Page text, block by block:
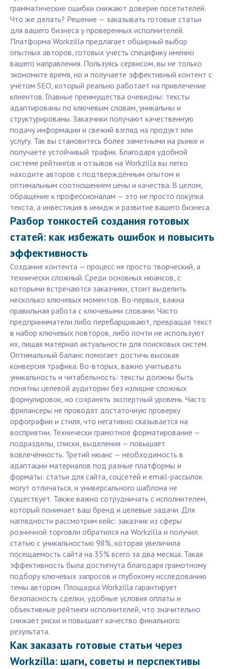
грамматические ошибки снижают доверие посетителей.
Что же делать? Решение — заказывать готовые статьи
для вашего бизнеса у проверенных исполнителей.
Платформа Workzilla предлагает обширный выбор
опытных авторов, готовых учесть специфику именно
вашего направления. Пользуясь сервисом, вы не только
экономите время, но и получаете эффективный контент с
учётом SEO, который реально работает на привлечение
клиентов. Главные преимущества очевидны: тексты
адаптированы по ключевым словам, уникальны и
структурированы. Заказчики получают качественную
подачу информации и свежий взгляд на продукт или
услугу. Так вы становитесь более заметными на рынке и
получаете устойчивый трафик. Благодаря удобной
системе рейтингов и отзывов на Workzilla вы легко
находите авторов с подтверждённым опытом и
оптимальным соотношением цены и качества. В целом,
обращение к профессионалам — это не просто покупка
текста, а инвестиция в имидж и развитие вашего бизнеса.
Разбор тонкостей создания готовых
статей: как избежать ошибок и повысить
эффективность
Создание контента — процесс не просто творческий, а
технически сложный. Среди основных нюансов, с
которыми встречаются заказчики, стоит выделить
несколько ключевых моментов. Во-первых, важна
правильная работа с ключевыми словами. Часто
предприниматели либо перебарщивают, превращая текст
в набор ключевых повторов, либо почти не используют
их, лишая материал актуальности для поисковых систем.
Оптимальный баланс помогает достичь высокая
конверсия трафика. Во-вторых, важно учитывать
уникальность и читабельность: тексты должны быть
понятны целевой аудитории без излишне сложных
формулировок, но сохранять экспертный уровень. Часто
фрилансеры не проводят достаточную проверку
орфографии и стиля, что негативно сказывается на
восприятии. Технически грамотное форматирование —
подразделы, списки, выделения — повышает
вовлечённость. Третий нюанс — необходимость в
адаптации материалов под разные платформы и
форматы: статьи для сайта, соцсетей и email-рассылок
могут отличаться, и универсального шаблона не
существует. Также важно сотрудничать с исполнителем,
который понимает ваш бренд и целевые задачи. Для
наглядности рассмотрим кейс: заказчик из сферы
розничной торговли обратился на Workzilla и получил
статью с уникальностью 98%, которая увеличила
посещаемость сайта на 35% всего за два месяца. Такая
эффективность была достигнута благодаря грамотному
подбору ключевых запросов и глубокому исследованию
темы автором. Площадка Workzilla гарантирует
безопасность сделки, удобные условия оплаты и
объективные рейтинги исполнителей, что значительно
снижает риски и повышает качество финального
результата.
Как заказать готовые статьи через
Workzilla: шаги, советы и перспективы